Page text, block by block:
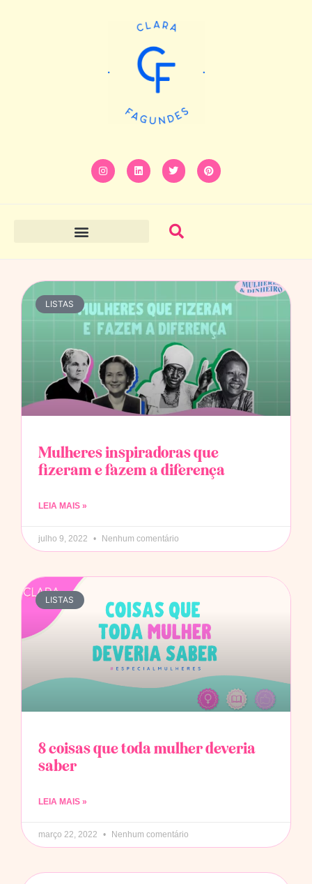
LISTAS
Mulheres inspiradoras que
fizeram e fazem a diferença
LEIA MAIS »
julho 9, 2022 Nenhum comentário
LISTAS
8 coisas que toda mulher deveria
saber
LEIA MAIS »
março 22, 2022 Nenhum comentário